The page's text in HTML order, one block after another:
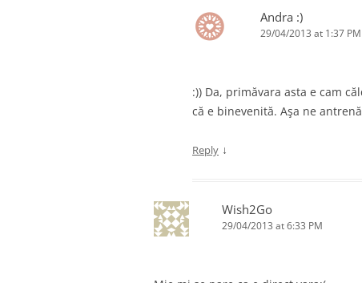
Andra :)
29/04/2013 at 1:37 PM
:)) Da, primăvara asta e cam
că e binevenită. Aşa ne
Reply ↓
Wish2Go
29/04/2013 at 6:33 PM